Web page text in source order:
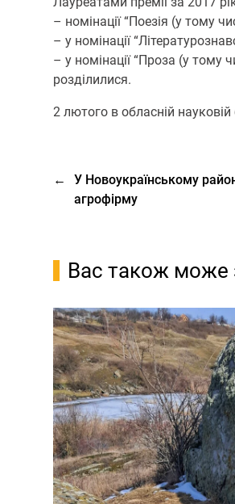
– номінації “Поезія (у тому
– у номінації
– у номінації “Проза (у тому
розділилися.
2 лютого в обласній науковій
←
У Новоукраїнському
агрофірму
Вас також може